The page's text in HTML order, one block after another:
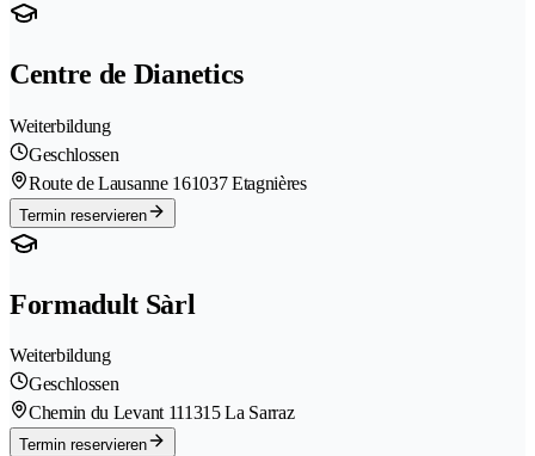
Centre de Dianetics
Weiterbildung
Geschlossen
Route de Lausanne 161037 Etagnières
Termin reservieren
Formadult Sàrl
Weiterbildung
Geschlossen
Chemin du Levant 111315 La Sarraz
Termin reservieren